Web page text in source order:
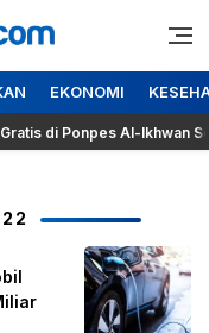
EKONOMI
di Ponpes Al-Ikhwan Sesait